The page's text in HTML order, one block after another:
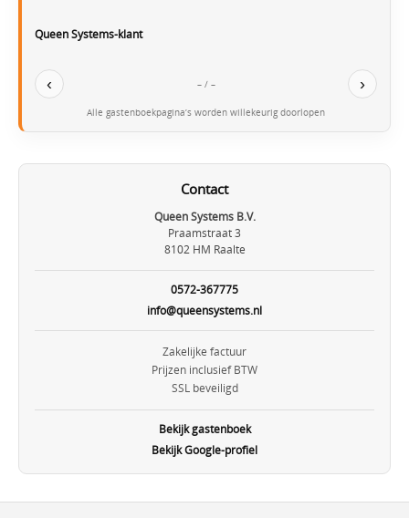
Queen Systems-klant
‹ – / – ›
Alle gastenboekpagina’s worden willekeurig doorlopen
Contact
Queen Systems B.V.
Praamstraat 3
8102 HM Raalte
0572-367775
info@queensystems.nl
Zakelijke factuur
Prijzen inclusief BTW
SSL beveiligd
Bekijk gastenboek
Bekijk Google-profiel